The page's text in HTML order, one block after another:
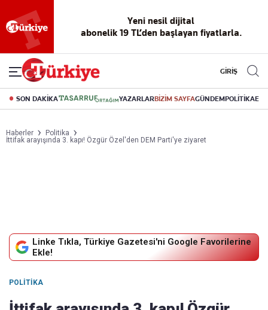
Yeni nesil dijital
abonelik 19 TL’den başlayan fiyatlarla.
GİRİŞ
SON DAKİKA YAZARLARBİZİM SAYFAGÜNDEMPOLİTİKA
Haberler
Politika
İttifak arayışında 3. kapı! Özgür Özel'den DEM Parti'ye ziyaret
Linke Tıkla, Türkiye Gazetesi'ni Google Favorilerine
Ekle!
POLITIKA